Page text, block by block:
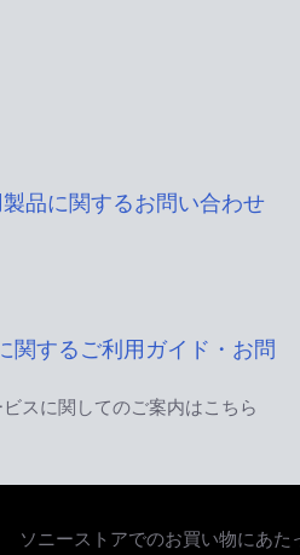
品に関するお問い合わせ
関するご利用ガイド・お問
スに関してのご案内はこちら
ソニーストアでのお買い物にあた